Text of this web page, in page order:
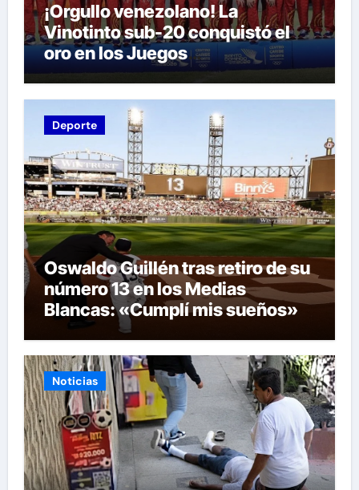
¡Orgullo venezolano! La
Vinotinto sub-20 conquistó el
oro en los Juegos
Centroamericanos y del Caribe
tras unos dramáticos penales
Deporte
Oswaldo Guillén tras retiro de su
número 13 en los Medias
Blancas: «Cumplí mis sueños»
Noticias